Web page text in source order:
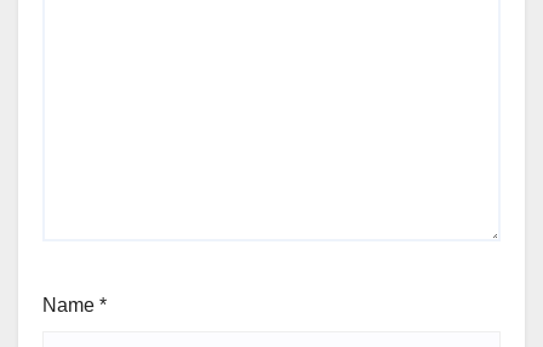
Name *